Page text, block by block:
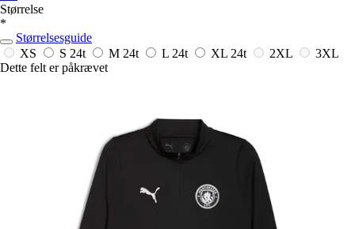
Størrelse
*
Størrelsesguide
XS
S 24t M 24t L 24t XL 24t 2XL
3XL
Dette felt er påkrævet